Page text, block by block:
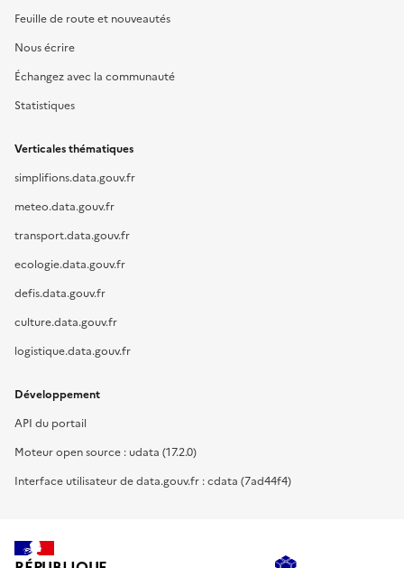
Feuille de route et nouveautés
Nous écrire
Échangez avec la communauté
Statistiques
Verticales thématiques
simplifions.data.gouv.fr
meteo.data.gouv.fr
transport.data.gouv.fr
ecologie.data.gouv.fr
defis.data.gouv.fr
culture.data.gouv.fr
logistique.data.gouv.fr
Développement
API du portail
Moteur open source : udata (17.2.0)
Interface utilisateur de data.gouv.fr : cdata (7ad44f4)